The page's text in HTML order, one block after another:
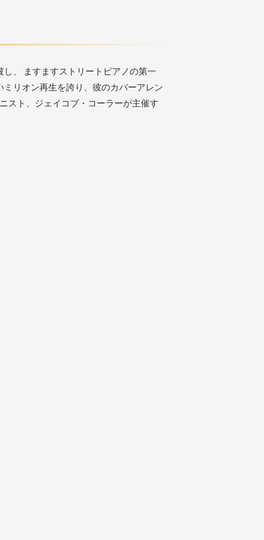
、 ますますストリートピアノの第一
リオン再生を誇り、彼のカバーアレン
スト、ジェイコブ・コーラーが主催す